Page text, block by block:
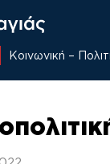
Κοινωνική –